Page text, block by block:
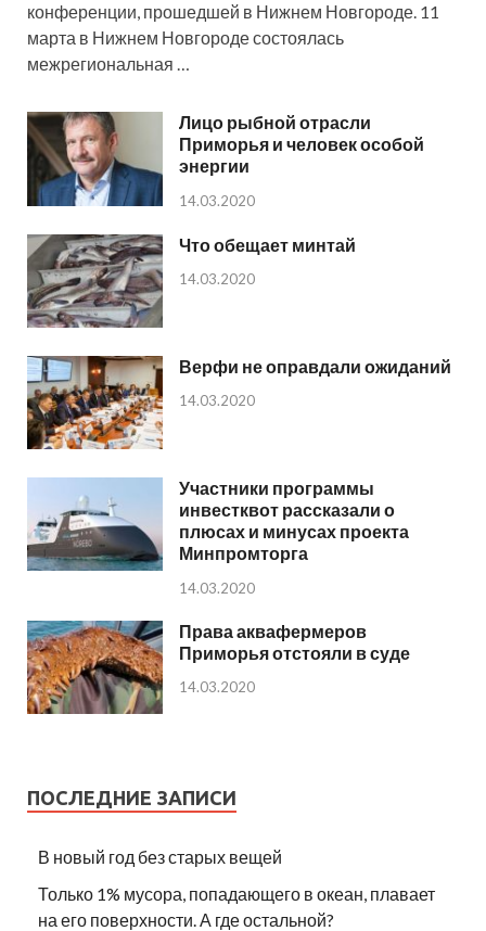
конференции, прошедшей в Нижнем Новгороде. 11
марта в Нижнем Новгороде состоялась
межрегиональная …
Лицо рыбной отрасли
Приморья и человек особой
энергии
14.03.2020
Что обещает минтай
14.03.2020
Верфи не оправдали ожиданий
14.03.2020
Участники программы
инвестквот рассказали о
плюсах и минусах проекта
Минпромторга
14.03.2020
Права аквафермеров
Приморья отстояли в суде
14.03.2020
ПОСЛЕДНИЕ ЗАПИСИ
В новый год без старых вещей
Только 1% мусора, попадающего в океан, плавает
на его поверхности. А где остальной?